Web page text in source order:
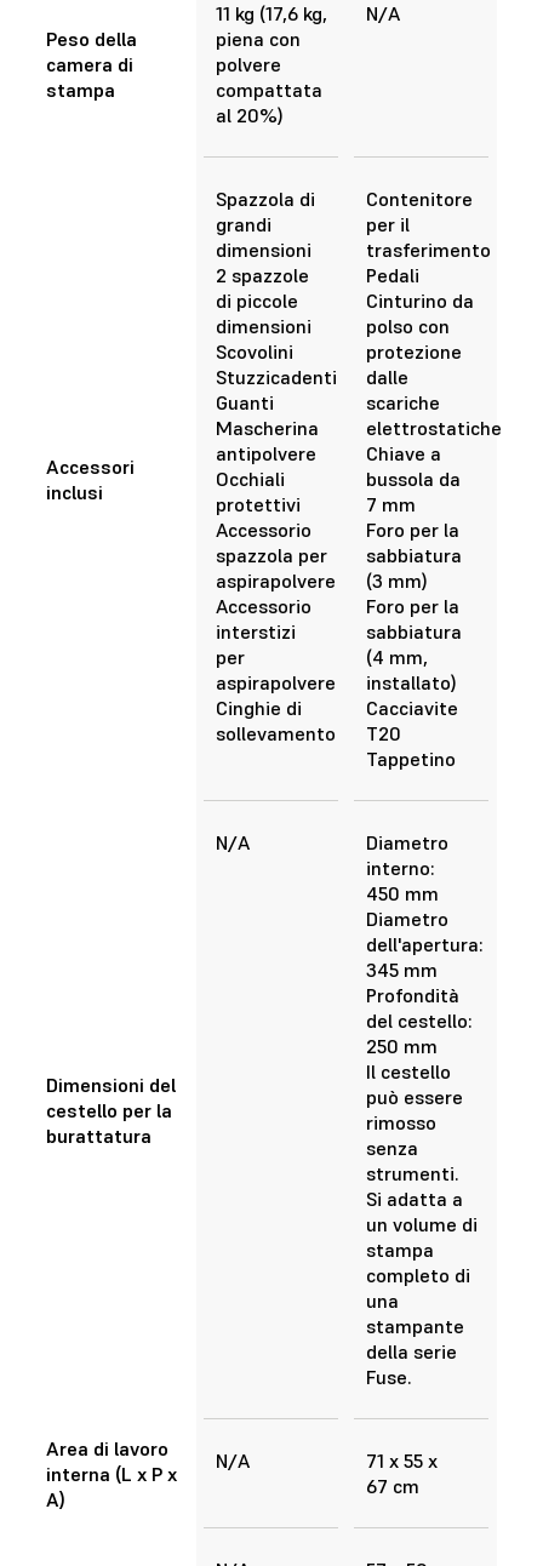
Peso della
camera di
stampa
11 kg (17,6 kg,
piena con
polvere
compattata
al 20%)
N/A
Accessori
inclusi
Spazzola di
grandi
dimensioni
2 spazzole
di piccole
dimensioni
Scovolini
Stuzzicadenti
Guanti
Mascherina
antipolvere
Occhiali
protettivi
Accessorio
spazzola per
aspirapolvere
Accessorio
interstizi
per
aspirapolvere
Cinghie di
sollevamento
Contenitore
per il
trasferimento
Pedali
Cinturino da
polso con
protezione
dalle
scariche
elettrostatiche
Chiave a
bussola da
7 mm
Foro per la
sabbiatura
(3 mm)
Foro per la
sabbiatura
(4 mm,
installato)
Cacciavite
T20
Tappetino
Dimensioni del
cestello per la
burattatura
N/A
Diametro
interno:
450 mm
Diametro
dell'apertura:
345 mm
Profondità
del cestello:
250 mm
Il cestello
può essere
rimosso
senza
strumenti.
Si adatta a
un volume di
stampa
completo di
una
stampante
della serie
Fuse.
Area di lavoro
interna (L x P x
A)
N/A
71 x 55 x
67 cm